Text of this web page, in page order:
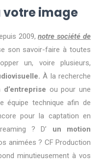
votre image
2009,notre société de
son savoir-faire à toutes
un, voire plusieurs,
À la recherche
ou pour une
équipe technique afin de
pour la captation en
? D’ un motion
animées ? CF Production
minutieusement à vos